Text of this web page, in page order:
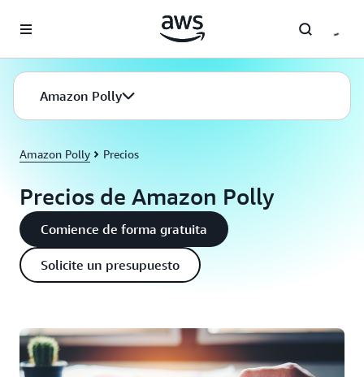
Amazon Polly
Amazon Polly Precios
Precios de Amazon Polly
Comience de forma gratuita
Solicite un presupuesto